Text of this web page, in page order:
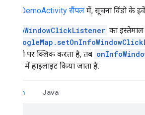
MarkerDemoActivity सैंपल में, सूचना विंडो के
OnInfoWindowClickListener का
वाली विंडो पर क्लिक करता है, तब
कलर (ग्रे) में हाइलाइट किया जाता है.
Kotlin Java